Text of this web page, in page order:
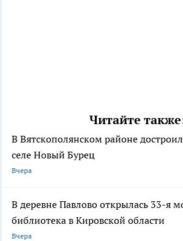
Читайте
В Вятскополянском районе
селе Новый Бурец
Вчера
В деревне Павлово открылась 33-я
библиотека в Кировской области
Вчера